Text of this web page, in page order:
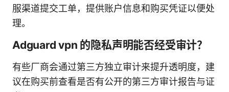
服渠道提交工单，提供账户信息和购买凭证以便处
理。
Adguard vpn 的隐私声明能否经受审计？
有些厂商会通过第三方独立审计来提升透明度，建
议在购买前查看是否有公开的第三方审计报告与证